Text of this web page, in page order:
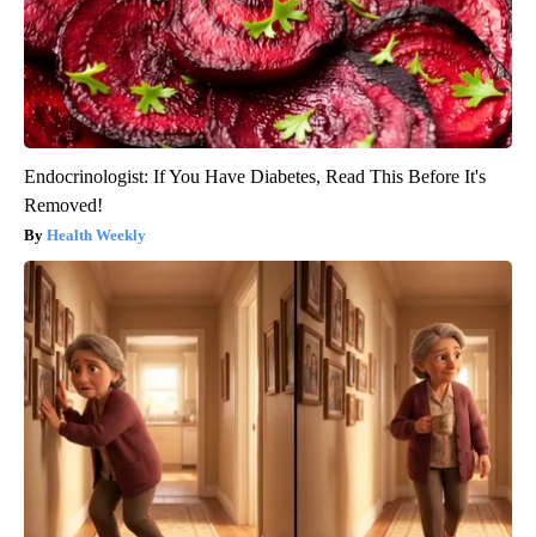
Endocrinologist: If You Have Diabetes, Read This Before It's
Removed!
Health Weekly